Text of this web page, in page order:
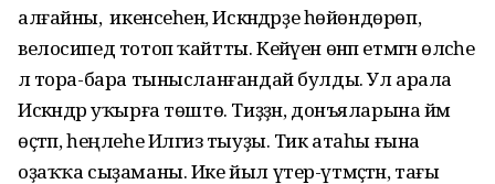
алғайны, ә икенсеһенә, Искәндәрҙе һөйөндөрөп,
велосипед тотоп ҡайтты. Кейәүен өнәп етмәгән өләсәһе
лә тора-бара тынысланғандай булды. Ул арала
Искәндәр уҡырға төштө. Тиҙҙән, донъяларына йәм
өҫтәп, һеңлеһе Илгизә тыуҙы. Тик атаһы ғына
оҙаҡҡа сыҙаманы. Ике йыл үтер-үтмәҫтән, тағы